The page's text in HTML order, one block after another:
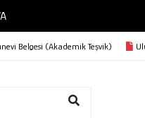
ÜZERİ KARGO BEDAVA
Belgesi (Akademik Teşvik)